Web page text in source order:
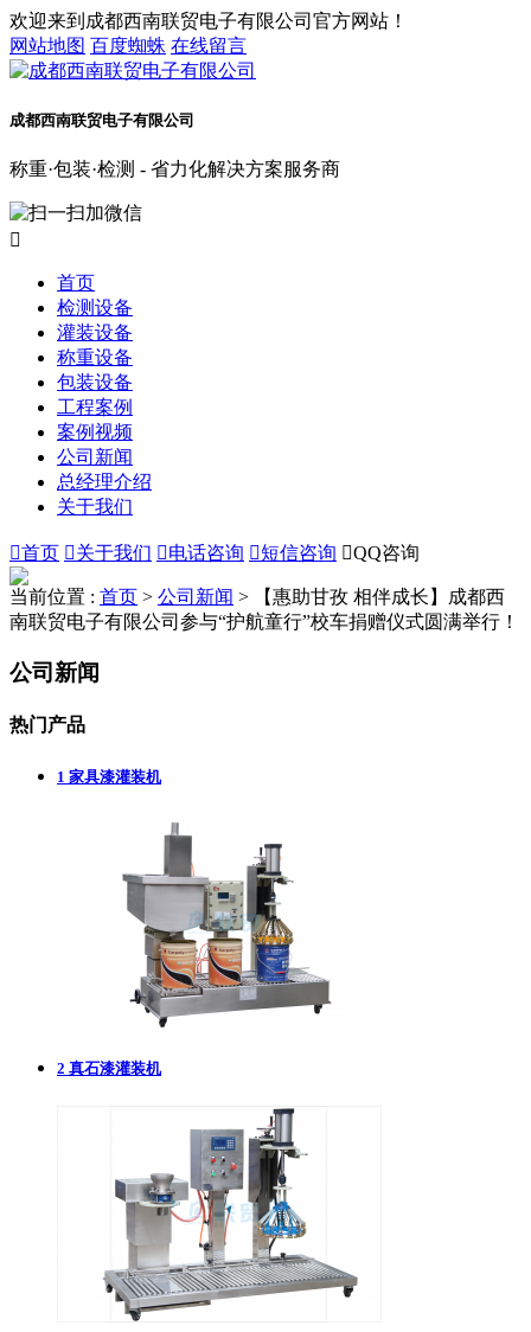
欢迎来到成都西南联贸电子有限公司官方网站！
网站地图 百度蜘蛛 在线留言
成都西南联贸电子有限公司
称重·包装·检测 - 省力化解决方案服务商

首页
检测设备
灌装设备
称重设备
包装设备
工程案例
案例视频
公司新闻
总经理介绍
关于我们
首页 关于我们 电话咨询 短信咨询 QQ咨询
当前位置 : 首页 > 公司新闻 > 【惠助甘孜 相伴成长】成都西
南联贸电子有限公司参与“护航童行”校车捐赠仪式圆满举行！
公司新闻
热门产品
1 家具漆灌装机
2 真石漆灌装机